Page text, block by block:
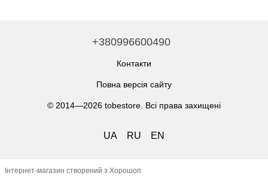
+380996600490
Контакти
Повна версія сайту
© 2014—2026 tobestore. Всі права захищені
UA RU EN
Інтернет-магазин створений з Хорошоп